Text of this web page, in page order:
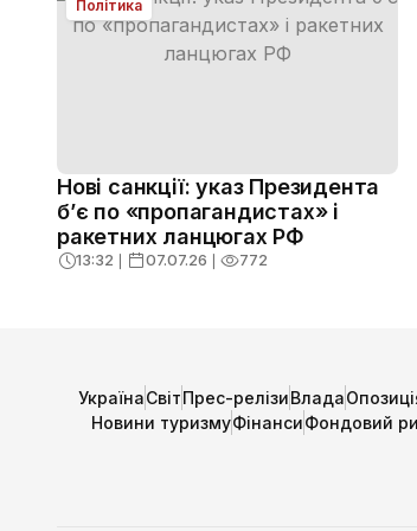
Політика
Нові санкції: указ Президента
б’є по «пропагандистах» і
ракетних ланцюгах РФ
13:32 ❘ 07.07.26 ❘ 772
УкраїнаСвітПрес-релізиВлада
Новини туризмуФінансиФондовий